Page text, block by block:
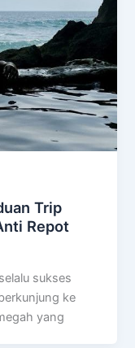
Trip
Repot
sukses
ke
yang